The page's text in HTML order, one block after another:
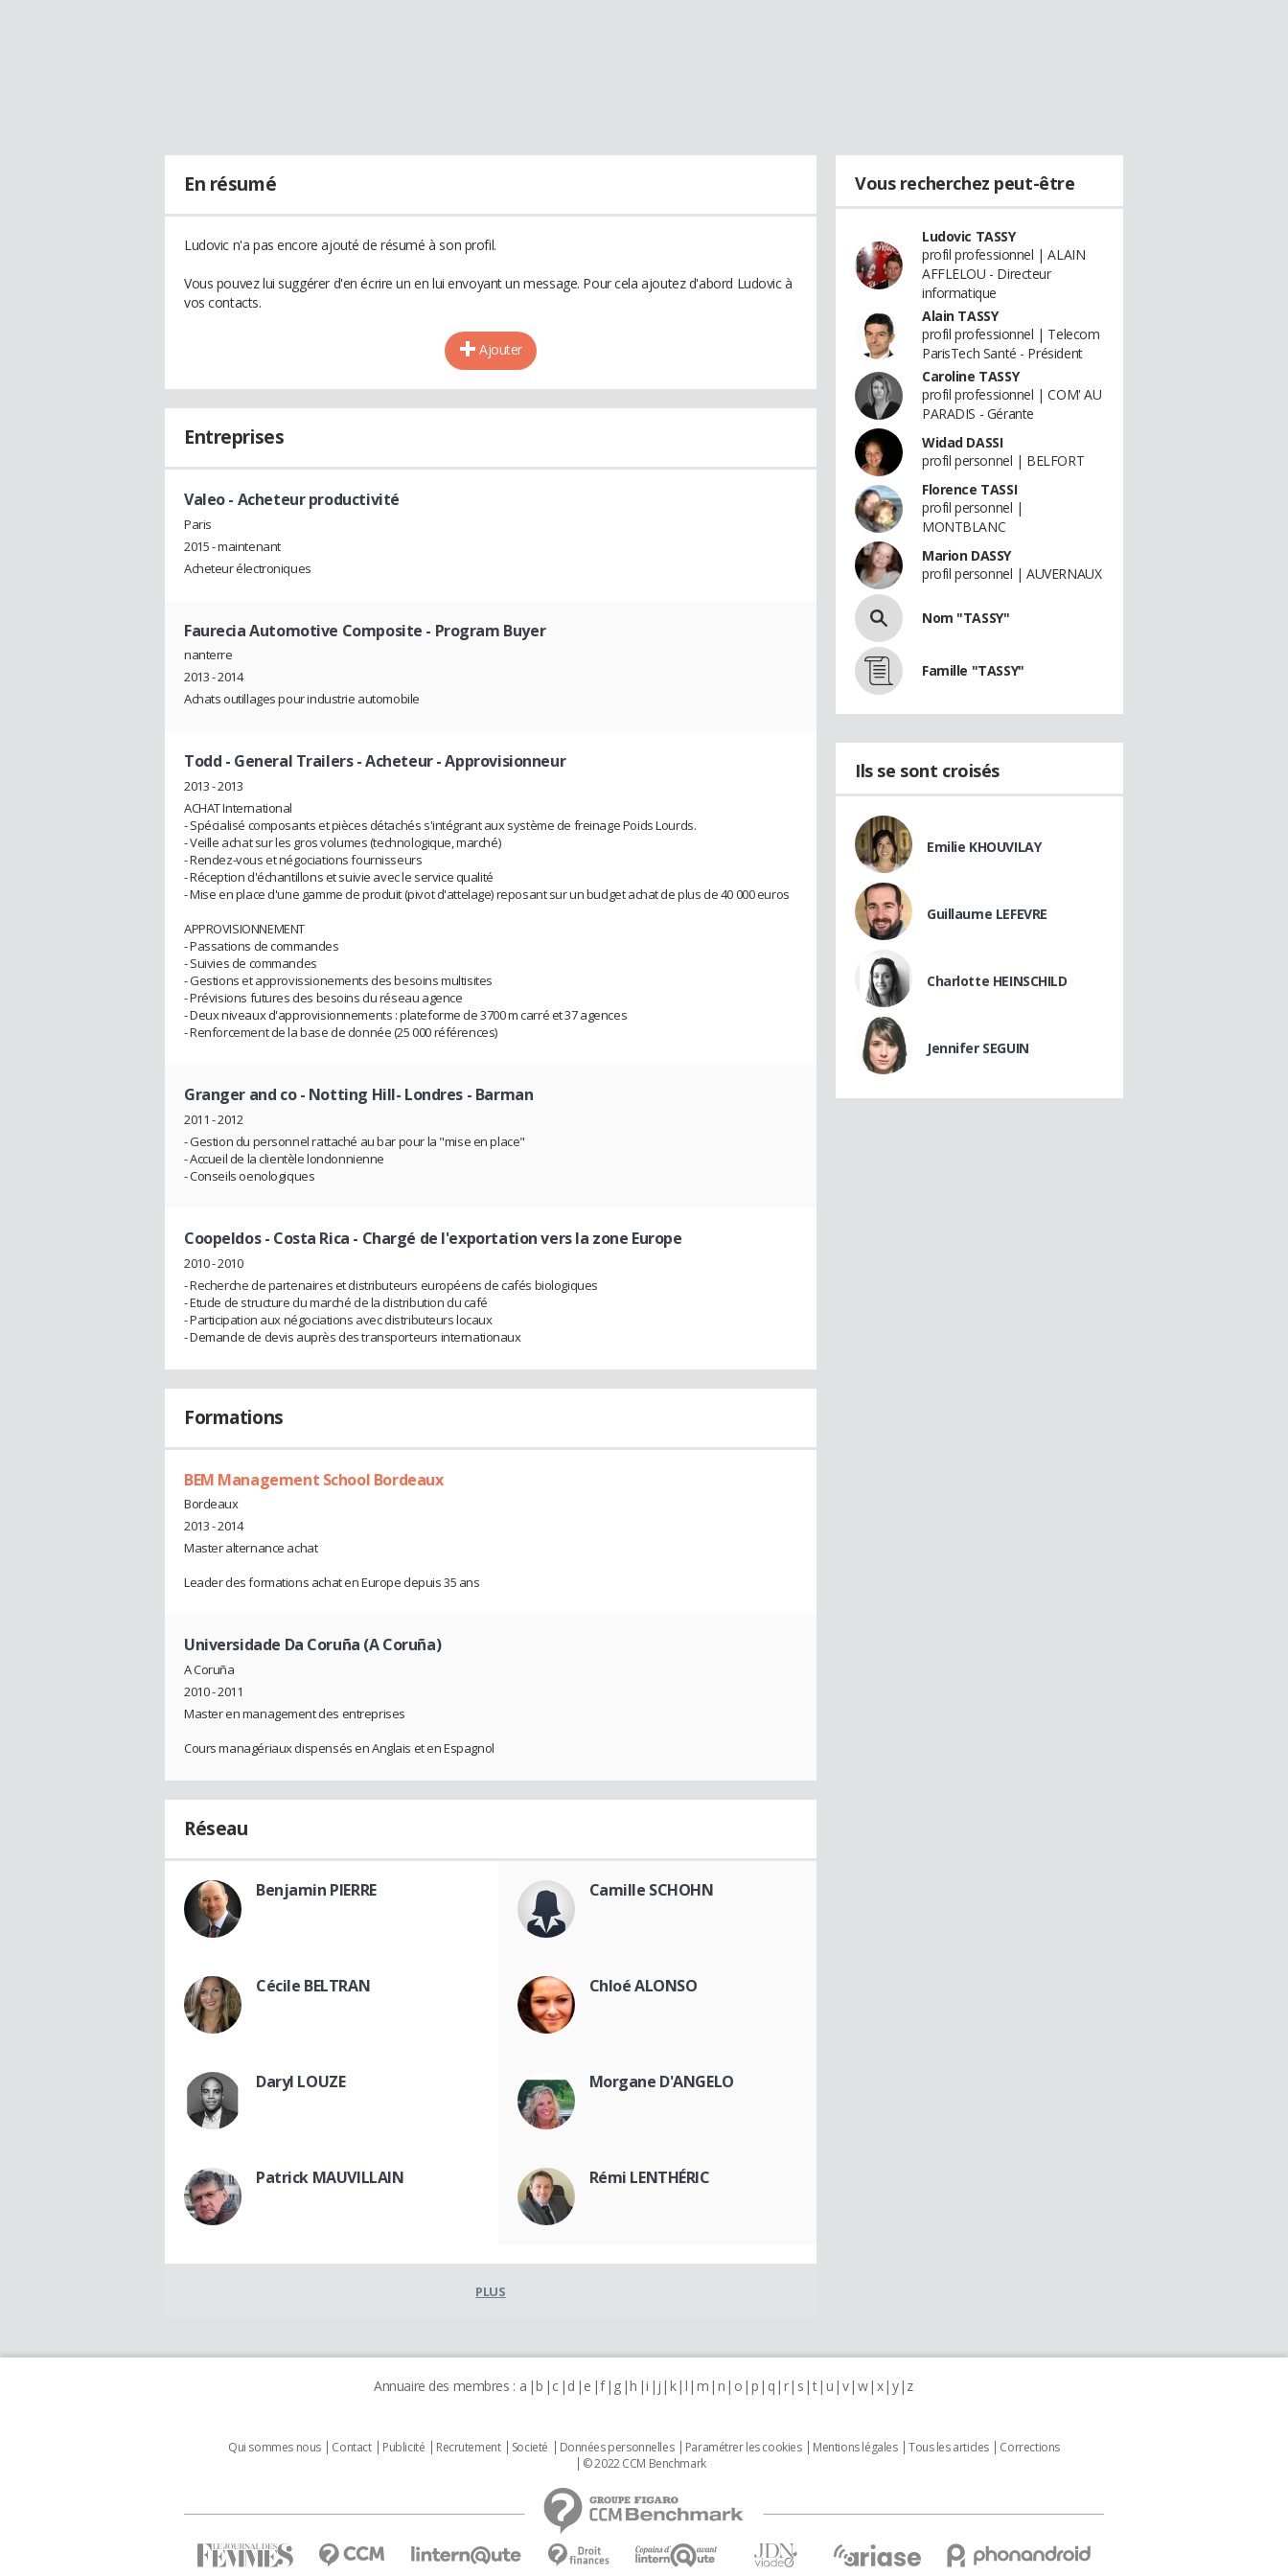
En résumé
Ludovic n'a pas encore ajouté de résumé à son profil.
Vous pouvez lui suggérer d'en écrire un en lui envoyant un message. Pour cela ajoutez d'abord Ludovic à
vos contacts.
Ajouter
Entreprises
Valeo- Acheteur productivité
Paris
2015 - maintenant
Acheteur électroniques
Faurecia Automotive Composite - Program Buyer
nanterre
2013 - 2014
Achats outillages pour industrie automobile
Todd - General Trailers- Acheteur - Approvisionneur
2013 - 2013
ACHAT International
- Spécialisé composants et pièces détachés s'intégrant aux système de freinage Poids Lourds.
- Veille achat sur les gros volumes (technologique, marché)
- Rendez-vous et négociations fournisseurs
- Réception d'échantillons et suivie avec le service qualité
- Mise en place d'une gamme de produit (pivot d'attelage) reposant sur un budget achat de plus de 40 000 euros
APPROVISIONNEMENT
- Passations de commandes
- Suivies de commandes
- Gestions et approvissionements des besoins multisites
- Prévisions futures des besoins du réseau agence
- Deux niveaux d'approvisionnements : plateforme de 3700 m carré et 37 agences
- Renforcement de la base de donnée (25 000 références)
Granger and co - Notting Hill- Londres - Barman
2011 - 2012
- Gestion du personnel rattaché au bar pour la "mise en place"
- Accueil de la clientèle londonnienne
- Conseils oenologiques
Coopeldos - Costa Rica - Chargé de l'exportation vers la zone Europe
2010 - 2010
- Recherche de partenaires et distributeurs européens de cafés biologiques
- Etude de structure du marché de la distribution du café
- Participation aux négociations avec distributeurs locaux
- Demande de devis auprès des transporteurs internationaux
Formations
BEM Management School Bordeaux
Bordeaux
2013 - 2014
Master alternance achat
Leader des formations achat en Europe depuis 35 ans
Universidade Da Coruña (A Coruña)
A Coruña
2010 - 2011
Master en management des entreprises
Cours managériaux dispensés en Anglais et en Espagnol
Réseau
Benjamin PIERRE Camille SCHOHN
Cécile BELTRAN Chloé ALONSO
Daryl LOUZE Morgane D'ANGELO
Patrick MAUVILLAIN Rémi LENTHÉRIC
PLUS
Vous recherchez peut-être
Ludovic TASSY
profil professionnel | ALAIN
AFFLELOU - Directeur
informatique
Alain TASSY
profil professionnel | Telecom
ParisTech Santé - Président
Caroline TASSY
profil professionnel | COM' AU
PARADIS - Gérante
Widad DASSI
profil personnel | BELFORT
Florence TASSI
profil personnel |
MONTBLANC
Marion DASSY
profil personnel | AUVERNAUX
Nom "TASSY"
Famille "TASSY"
Ils se sont croisés
Emilie KHOUVILAY
Guillaume LEFEVRE
Charlotte HEINSCHILD
Jennifer SEGUIN
Annuaire des membres : a b c d e f g h i j k l m n o p q r s t u v w x y z
Qui sommes nous Contact Publicité Recrutement Societé Données personnelles Paramétrer les cookies Mentions légales Tous les articles
Corrections
© 2022 CCM Benchmark